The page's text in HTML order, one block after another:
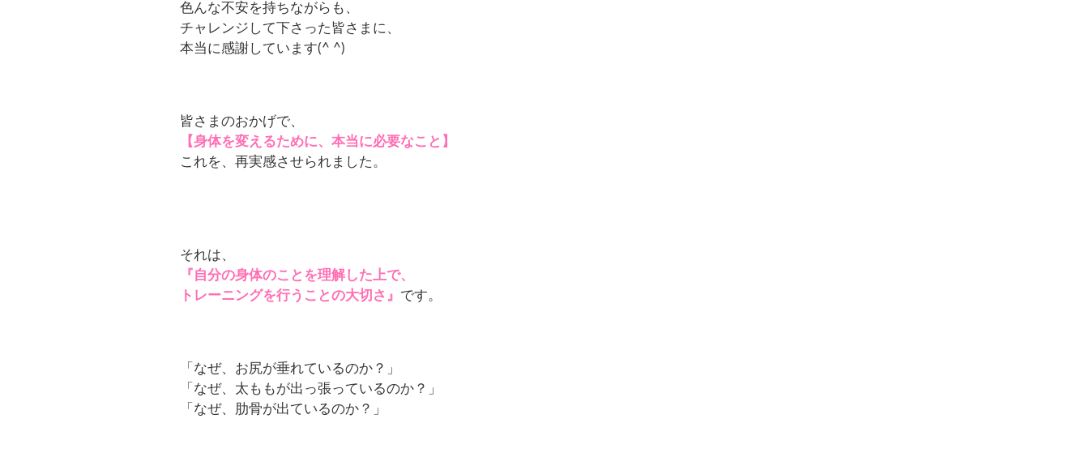
色んな不安を持ちながらも、
チャレンジして下さった皆さまに、
本当に感謝しています(^ ^)
皆さまのおかげで、
【身体を変えるために、本当に必要なこと】
これを、再実感させられました。
それは、
『自分の身体のことを理解した上で、
トレーニングを行うことの大切さ』 です。
「なぜ、お尻が垂れているのか？」
「なぜ、太ももが出っ張っているのか？」
「なぜ、肋骨が出ているのか？」